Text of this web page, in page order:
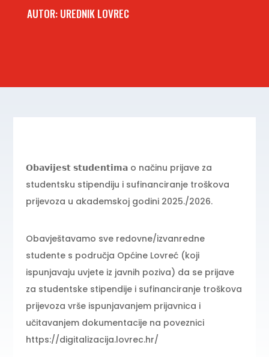
AUTOR: UREDNIK LOVREC
𝗢𝗯𝗮𝘃𝗶𝗷𝗲𝘀𝘁 𝘀𝘁𝘂𝗱𝗲𝗻𝘁𝗶𝗺𝗮 o načinu prijave za
studentsku stipendiju i sufinanciranje troškova
prijevoza u akademskoj godini 2025./2026.
Obavještavamo sve redovne/izvanredne
studente s područja Općine Lovreć (koji
ispunjavaju uvjete iz javnih poziva) da se prijave
za studentske stipendije i sufinanciranje troškova
prijevoza vrše ispunjavanjem prijavnica i
učitavanjem dokumentacije na poveznici
https://digitalizacija.lovrec.hr/